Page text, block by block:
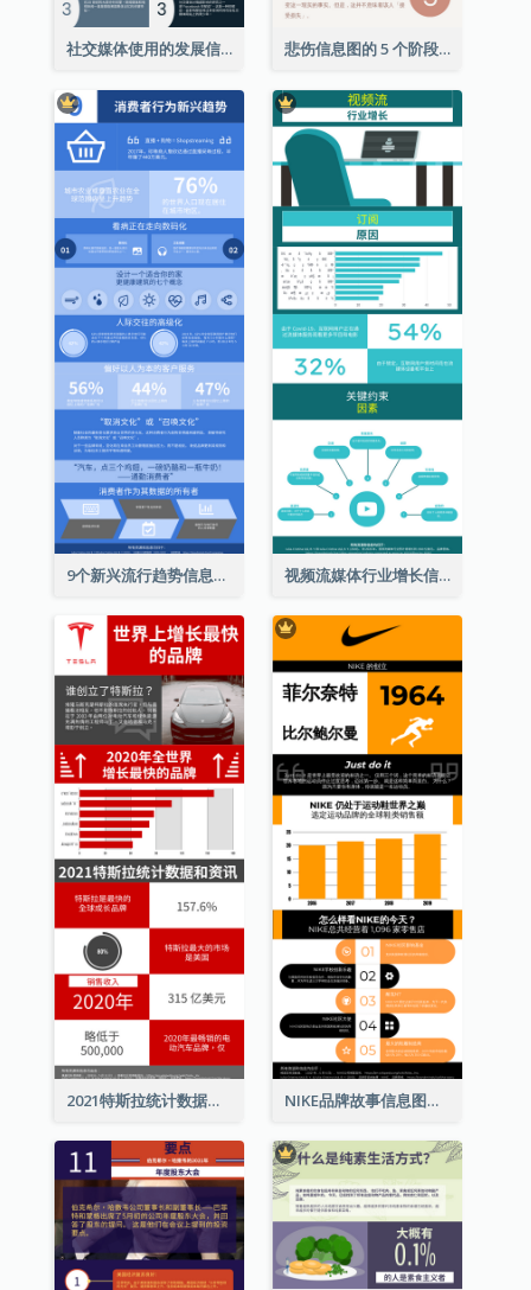
社交媒体使用的发展信息图表 悲伤信息图的 5 个阶段（附解释）
9个新兴流行趋势信息图表 视频流媒体行业增长信息图表
2021特斯拉统计数据和资讯信息图表 NIKE品牌故事信息图表